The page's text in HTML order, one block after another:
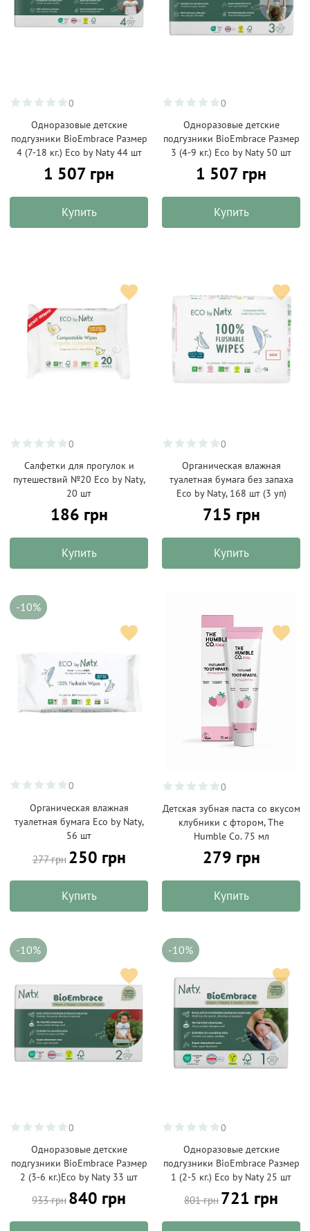
0
Одноразовые детские
подгузники BioEmbrace Размер
4 (7-18 кг.) Eco by Naty 44 шт
1 507 грн
Купить
0
Одноразовые детские
подгузники BioEmbrace Размер
3 (4-9 кг.) Eco by Naty 50 шт
1 507 грн
Купить
0
Салфетки для прогулок и
путешествий №20 Eco by Naty,
20 шт
186 грн
Купить
0
Органическая влажная
туалетная бумага без запаха
Eco by Naty, 168 шт (3 уп)
715 грн
Купить
-10%
0
Органическая влажная
туалетная бумага Eco by Naty,
56 шт
277 грн 250 грн
Купить
0
Детская зубная паста со вкусом
клубники с фтором, The
Humble Co. 75 мл
279 грн
Купить
-10%
0
Одноразовые детские
подгузники BioEmbrace Размер
2 (3-6 кг.)Eco by Naty 33 шт
933 грн 840 грн
-10%
0
Одноразовые детские
подгузники BioEmbrace Размер
1 (2-5 кг.) Eco by Naty 25 шт
801 грн 721 грн